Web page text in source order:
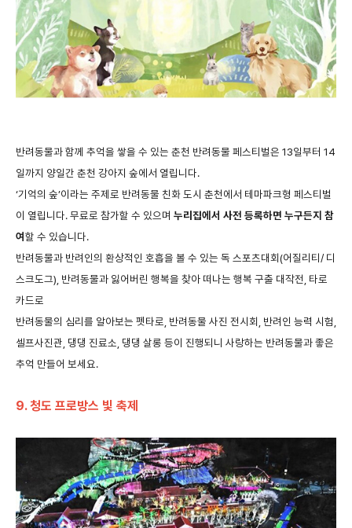
반려동물과함께 추억을 쌓을 수 있는 춘천 반려동물 페스티벌은 13일부터 14
일까지 양일간 춘천 강아지 숲에서 열립니다.
‘기억의 숲’이라는 주제로 반려동물 친화 도시 춘천에서 테마파크형 페스티벌
이 열립니다.무료로 참가할 수 있으며 누리집에서 사전 등록하면 누구든지 참
여할 수 있습니다.
반려동물과 반려인의 환상적인 호흡을 볼 수 있는 독 스포츠대회(어질리티/디
스크도그), 반려동물과 잃어버린 행복을 찾아 떠나는 행복 구출 대작전 타로
카드로
반려동물의 심리를 알아보는 펫타로 반려동물 사진 전시회 반려인 능력 시험
셀프사진관 댕댕 진료소 댕댕 살롱 등이 진행되니 사랑하는 반려동물과좋은
추억 만들어 보세요.
9.청도 프로방스 빛 축제